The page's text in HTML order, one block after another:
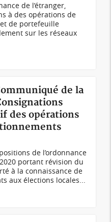
de l’étranger,
à des opérations de
de portefeuille
sur les réseaux
de la
des opérations
de l’ordonnance
portant révision du
à la connaissance de
aux élections locales...